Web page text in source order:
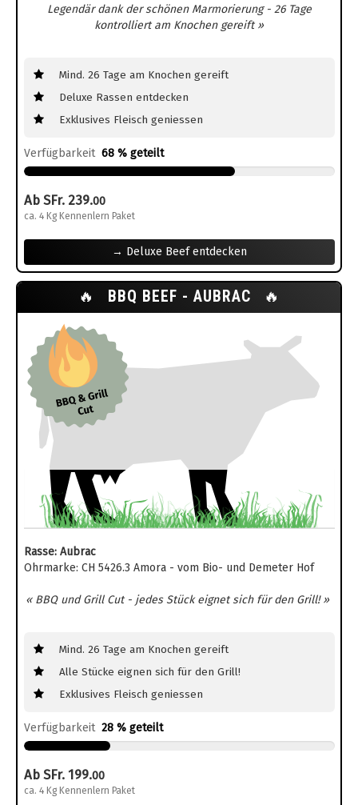
Legendär dank der schönen Marmorierung - 26 Tage
kontrolliert am Knochen gereift »
Mind. 26 Tage am Knochen gereift
Deluxe Rassen entdecken
Exklusives Fleisch geniessen
Verfügbarkeit 68 % geteilt
Ab SFr. 239.00
ca. 4 Kg Kennenlern Paket
→ Deluxe Beef entdecken
🔥 BBQ BEEF - AUBRAC 🔥
Rasse: Aubrac
Ohrmarke: CH 5426.3 Amora - vom Bio- und Demeter Hof
« BBQ und Grill Cut - jedes Stück eignet sich für den Grill! »
Mind. 26 Tage am Knochen gereift
Alle Stücke eignen sich für den Grill!
Exklusives Fleisch geniessen
Verfügbarkeit 28 % geteilt
Ab SFr. 199.00
ca. 4 Kg Kennenlern Paket